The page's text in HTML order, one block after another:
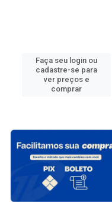
Faça seu login ou
cadastre-se para
ver preços e
comprar